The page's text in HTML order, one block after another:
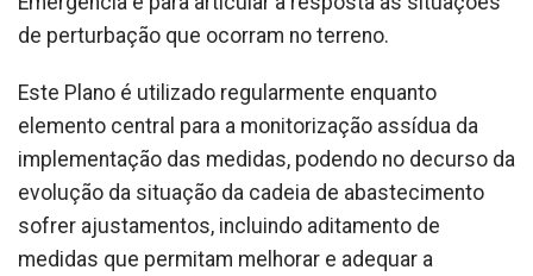
de perturbação que ocorram no terreno.
Este Plano é utilizado regularmente enquanto
elemento central para a monitorização assídua da
implementação das medidas, podendo no decurso da
evolução da situação da cadeia de abastecimento
sofrer ajustamentos, incluindo aditamento de
medidas que permitam melhorar e adequar a